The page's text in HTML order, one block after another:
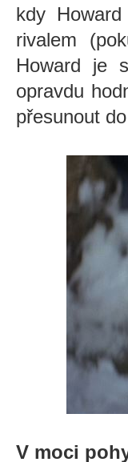
kdy
rivalem
Howard je
opravdu
přesunout
V moci